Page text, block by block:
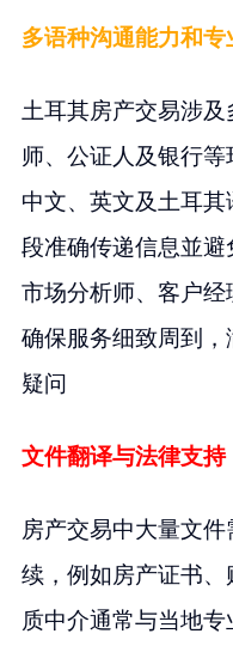
多语种沟通能力和专
土耳其房产交易涉
师、公证人及银行
中文、英文及土耳
段准确传递信息並
市场分析师、客户
确保服务细致周到
疑问
文件翻译与法律支持
房产交易中大量文
续，例如房产证书
质中介通常与当地